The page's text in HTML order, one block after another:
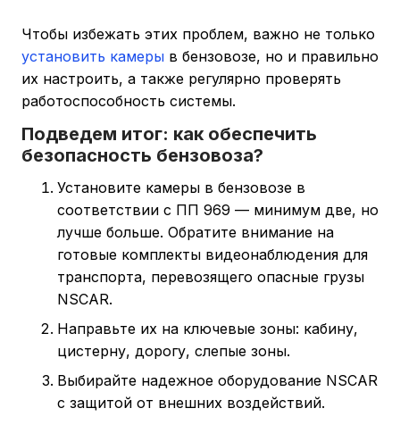
Чтобы избежать этих проблем, важно не только
установить камеры в бензовозе, но и правильно
их настроить, а также регулярно проверять
работоспособность системы.
Подведем итог: как обеспечить
безопасность бензовоза?
Установите камеры в бензовозе в
соответствии с ПП 969 — минимум две, но
лучше больше. Обратите внимание на
готовые комплекты видеонаблюдения для
транспорта, перевозящего опасные грузы
NSCAR.
Направьте их на ключевые зоны: кабину,
цистерну, дорогу, слепые зоны.
Выбирайте надежное оборудование NSCAR
с защитой от внешних воздействий.